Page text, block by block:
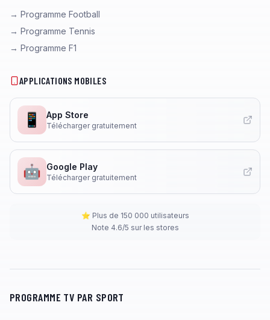
→ Programme Football
→ Programme Tennis
→ Programme F1
APPLICATIONS MOBILES
📱 App Store
Télécharger gratuitement
🤖 Google Play
Télécharger gratuitement
⭐ Plus de 150 000 utilisateurs
Note 4.6/5 sur les stores
PROGRAMME TV PAR SPORT